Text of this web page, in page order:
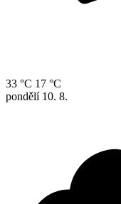
33 °C 17 °C
pondělí 10. 8.